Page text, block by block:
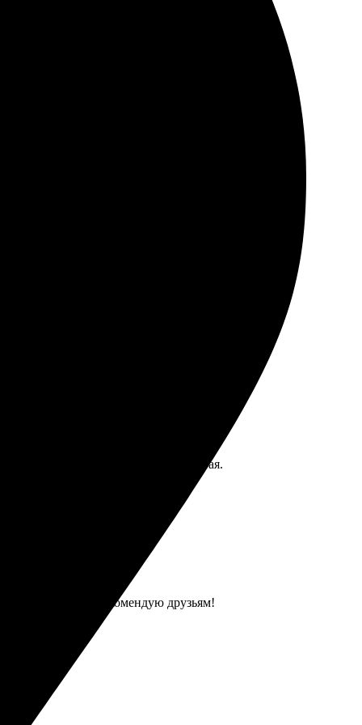
качества, фото выглядит живо!
меня порадовал!
надежная. Заказ пришел быстро, никаких
качество отличное, доставка быстрая.
цвета яркие. Рекомендую друзьям!